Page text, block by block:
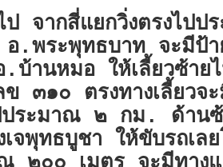
ป จากสี่แยกวิ่งตรงไป
อ.พระพุทธบาท จะมีป้า
บ้านหมอ ให้เลี้ยวซ้าย
ข ๓๑๐ ตรงทางเลี้ยวจ
ประมาณ ๒ กม. ด้านซ้
จพุทธบูชา ให้ขับรถเลย